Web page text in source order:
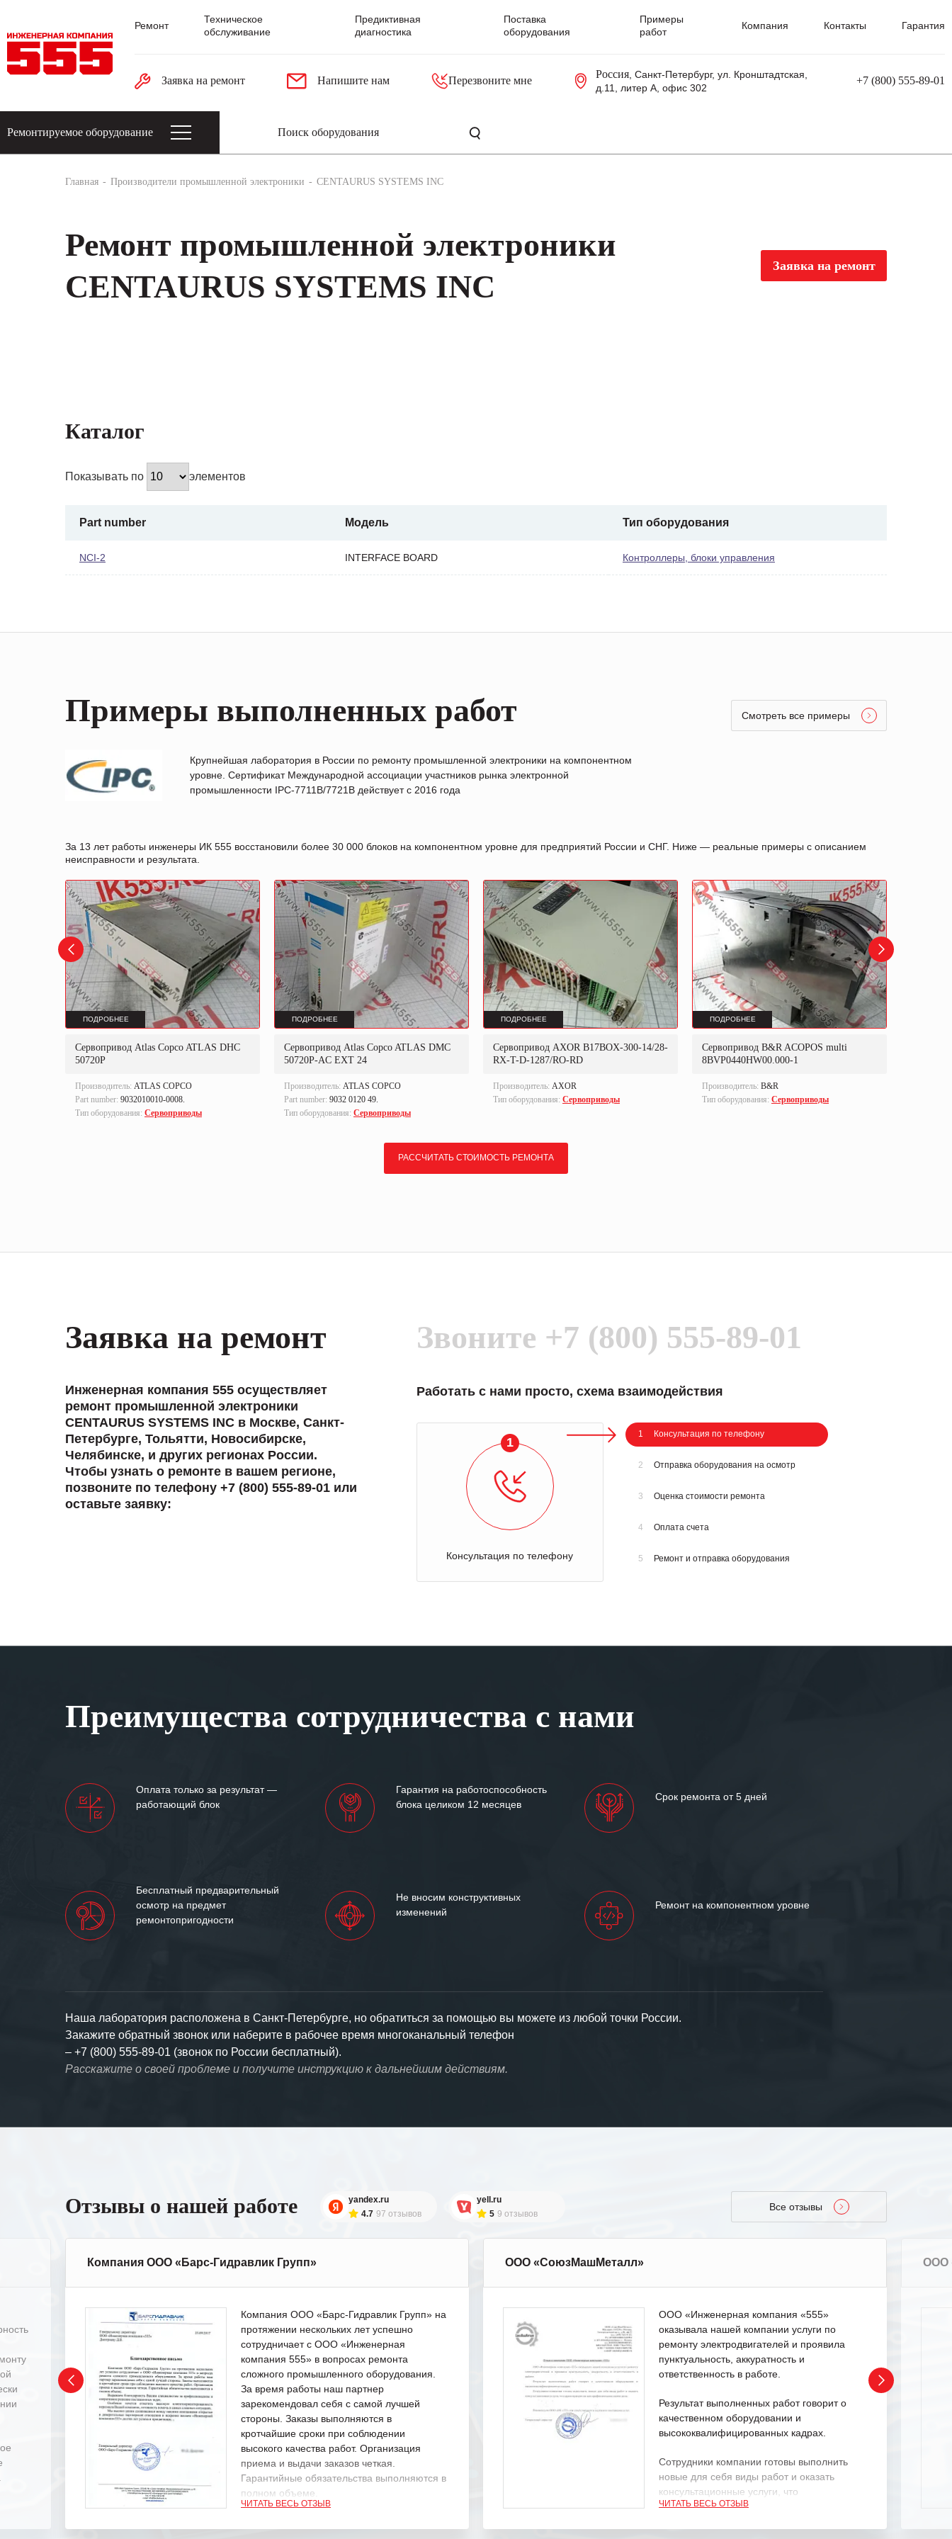
Ремонт
Техническое
обслуживание
Предиктивная
диагностика
Поставка
оборудования
Примеры
работ
Компания Контакты Гарантия
Заявка на ремонт Напишите нам Перезвоните мне
Россия, Санкт-Петербург, ул. Кронштадтская,
д.11, литер А, офис 302
+7 (800) 555-89-01
Ремонтируемое оборудование
Главная Производители промышленной электроники CENTAURUS SYSTEMS INC
Ремонт промышленной электроники
CENTAURUS SYSTEMS INC
Заявка на ремонт
Каталог
Показывать по элементов
Part number Модель Тип оборудования
NCI-2 INTERFACE BOARD Контроллеры, блоки управления
Примеры выполненных работ
Крупнейшая лаборатория в России по ремонту промышленной электроники на компонентном
уровне. Сертификат Международной ассоциации участников рынка электронной
промышленности IPC-7711B/7721B действует с 2016 года
Смотреть все примеры
За 13 лет работы инженеры ИК 555 восстановили более 30 000 блоков на компонентном уровне для предприятий России и СНГ. Ниже — реальные примеры с описанием
неисправности и результата.
ПОДРОБНЕЕ
Сервопривод Atlas Copco ATLAS DHC
50720P
Производитель: ATLAS COPCO
Part number: 9032010010-0008.
Тип оборудования: Сервоприводы
ПОДРОБНЕЕ
Сервопривод Atlas Copco ATLAS DMC
50720P-AC EXT 24
Производитель: ATLAS COPCO
Part number: 9032 0120 49.
Тип оборудования: Сервоприводы
ПОДРОБНЕЕ
Сервопривод AXOR B17BOX-300-14/28-
RX-T-D-1287/RO-RD
Производитель: AXOR
Тип оборудования: Сервоприводы
ПОДРОБНЕЕ
Сервопривод B&R ACOPOS multi
8BVP0440HW00.000-1
Производитель: B&R
Тип оборудования: Сервоприводы
РАССЧИТАТЬ СТОИМОСТЬ РЕМОНТА
Заявка на ремонт
Инженерная компания 555 осуществляет
ремонт промышленной электроники
CENTAURUS SYSTEMS INC в Москве, Санкт-
Петербурге, Тольятти, Новосибирске,
Челябинске, и других регионах России.
Чтобы узнать о ремонте в вашем регионе,
позвоните по телефону +7 (800) 555-89-01 или
оставьте заявку:
Звоните +7 (800) 555-89-01
Работать с нами просто, схема взаимодействия
1
Консультация по телефону
1 Консультация по телефону
2 Отправка оборудования на осмотр
3 Оценка стоимости ремонта
4 Оплата счета
5 Ремонт и отправка оборудования
Преимущества сотрудничества с нами
Оплата только за результат —
работающий блок
Гарантия на работоспособность
блока целиком 12 месяцев
Срок ремонта от 5 дней
Бесплатный предварительный
осмотр на предмет
ремонтопригодности
Не вносим конструктивных
изменений
Ремонт на компонентном уровне
Наша лаборатория расположена в Санкт-Петербурге, но обратиться за помощью вы можете из любой точки России.
Закажите обратный звонок или наберите в рабочее время многоканальный телефон
– +7 (800) 555-89-01 (звонок по России бесплатный).
Расскажите о своей проблеме и получите инструкцию к дальнейшим действиям.
Отзывы о нашей работе
yandex.ru
4.7 97 отзывов
yell.ru
5 9 отзывов
Все отзывы
Компания ООО «Барс-Гидравлик Групп»
Компания ООО «Барс-Гидравлик Групп» на
протяжении нескольких лет успешно
сотрудничает с ООО «Инженерная
компания 555» в вопросах ремонта
сложного промышленного оборудования.
За время работы наш партнер
зарекомендовал себя с самой лучшей
стороны. Заказы выполняются в
кротчайшие сроки при соблюдении
высокого качества работ. Организация
приема и выдачи заказов четкая.
Гарантийные обязательства выполняются в
полном объеме.
ЧИТАТЬ ВЕСЬ ОТЗЫВ
ООО «СоюзМашМеталл»
ООО «Инженерная компания «555»
оказывала нашей компании услуги по
ремонту электродвигателей и проявила
пунктуальность, аккуратность и
ответственность в работе.
Результат выполненных работ говорит о
качественном оборудовании и
высококвалифицированных кадрах.
Сотрудники компании готовы выполнить
новые для себя виды работ и оказать
консультационные услуги, что
характеризует их как профессионалов
ЧИТАТЬ ВЕСЬ ОТЗЫВ
ООО